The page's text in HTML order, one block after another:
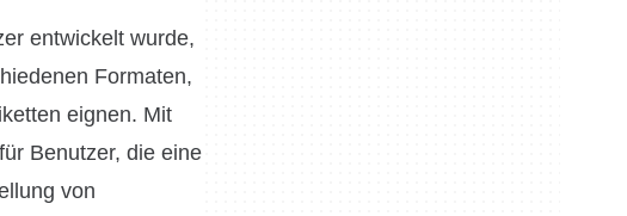
entwickelt wurde,
Formaten,
eignen. Mit
Benutzer, die eine
von